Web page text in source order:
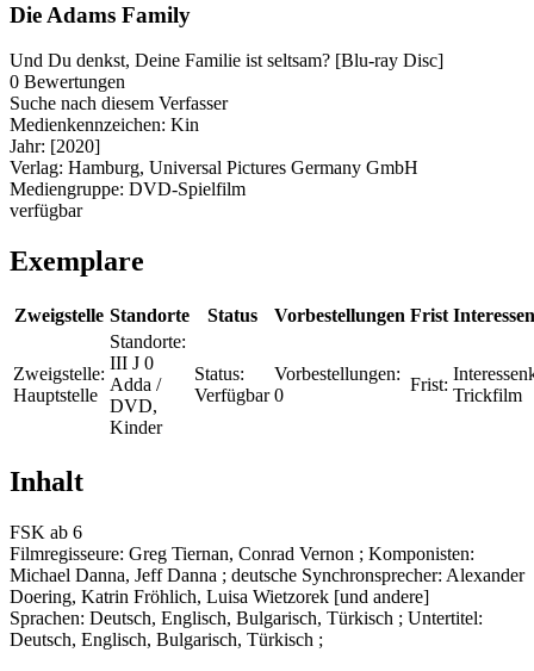
Die Adams Family
Und Du denkst, Deine Familie ist seltsam? [Blu-ray Disc]
0 Bewertungen
Suche nach diesem Verfasser
Medienkennzeichen: Kin
Jahr: [2020]
Verlag: Hamburg, Universal Pictures Germany GmbH
Mediengruppe: DVD-Spielfilm
verfügbar
Exemplare
Zweigstelle Standorte Status Vorbestellungen Frist
Zweigstelle:
Hauptstelle
Standorte:
III J 0
Adda /
DVD,
Kinder
Status:
Verfügbar
Vorbestellungen:
0
Frist:
Trickfilm
Inhalt
FSK ab 6
Filmregisseure: Greg Tiernan, Conrad Vernon ; Komponisten:
Michael Danna, Jeff Danna ; deutsche Synchronsprecher: Alexander
Doering, Katrin Fröhlich, Luisa Wietzorek [und andere]
Sprachen: Deutsch, Englisch, Bulgarisch, Türkisch ; Untertitel:
Deutsch, Englisch, Bulgarisch, Türkisch ;